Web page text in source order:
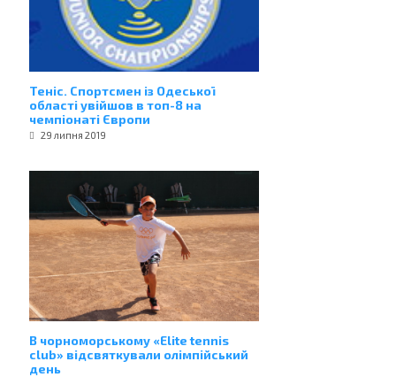
Теніс. Спортсмен із Одеської
області увійшов в топ-8 на
чемпіонаті Європи
29 липня 2019
В чорноморському «Elite tennis
club» відсвяткували олімпійський
день